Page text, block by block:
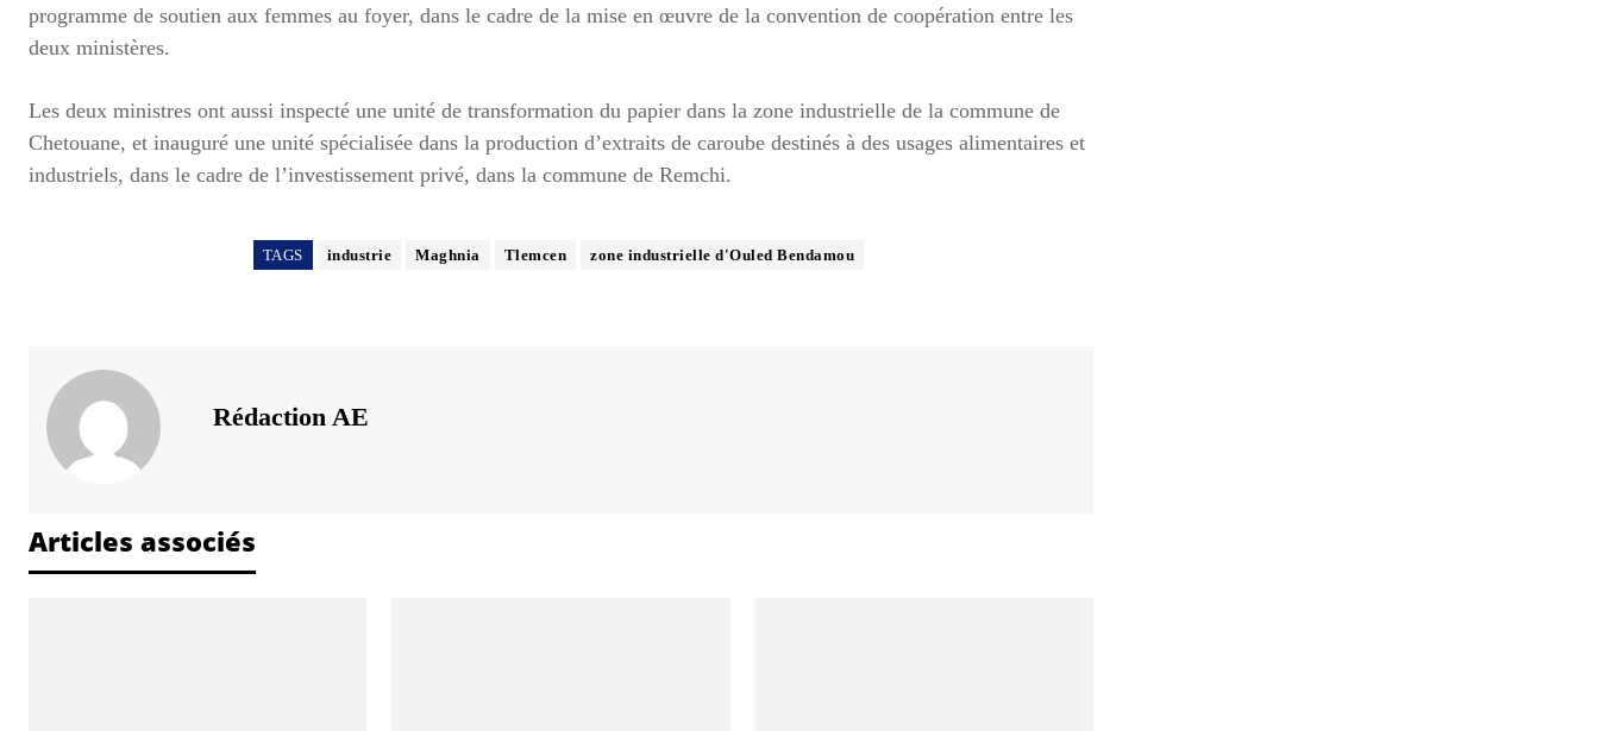
programme de soutien aux femmes au foyer, dans le cadre de la mise en œuvre de la convention de coopération entre les
deux ministères.
Les deux ministres ont aussi inspecté une unité de transformation du papier dans la zone industrielle de la commune de
Chetouane, et inauguré une unité spécialisée dans la production d’extraits de caroube destinés à des usages alimentaires et
industriels, dans le cadre de l’investissement privé, dans la commune de Remchi.
TAGS industrie Maghnia Tlemcen zone industrielle d'Ouled Bendamou
Rédaction AE
Articles associés